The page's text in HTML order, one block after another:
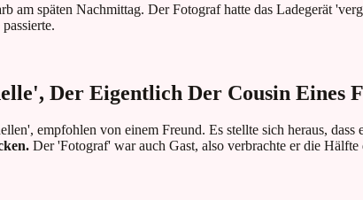
am späten Nachmittag. Der Fotograf hatte das Ladegerät
Der Eigentlich Der Cousin Eines
empfohlen von einem Freund. Es stellte sich heraus,
Der 'Fotograf' war auch Gast, also verbrachte er die